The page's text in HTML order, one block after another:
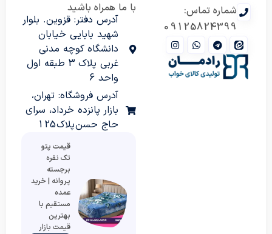
شماره تماس:
09125824399
با ما همراه باشید
آدرس دفتر: قزوین. بلوار
شهید بابایی خیابان
دانشگاه کوچه مدنی
غربی پلاک 3 طبقه اول
واحد 6
آدرس فروشگاه: تهران،
بازار پانزده خرداد، سرای
حاج حسن پلاک 125
قیمت پتو
تک نفره
برجسته
پروانه | خرید
عمده
مستقیم با
بهترین
قیمت بازار